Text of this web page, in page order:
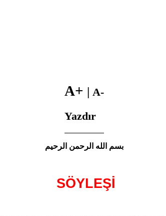
A+
A-
Yazdır
بسم الله الرحمن الرحيم
SÖYLEŞİ